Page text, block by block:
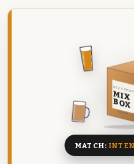
DEZE
MIX
BOX
8 BIEREN
MATCH: